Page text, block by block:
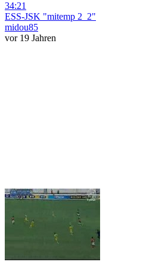
34:21
ESS-JSK "mitemp 2_2"
midou85
vor 19 Jahren